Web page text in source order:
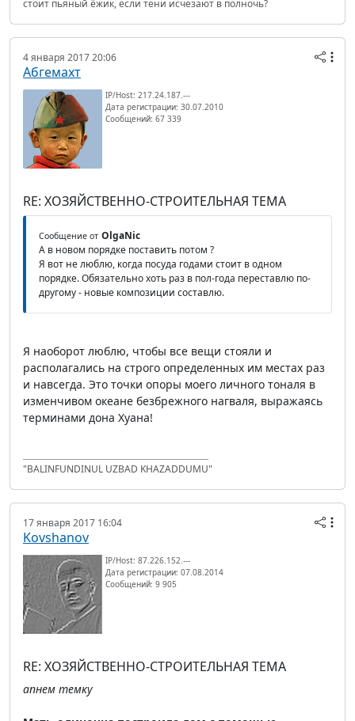
стоит пьяный ёжик, если тени исчезают в полночь?
4 января 2017 20:06
Абгемахт
IP/Host: 217.24.187.---
Дата регистрации: 30.07.2010
Сообщений: 67 339
RE: ХОЗЯЙСТВЕННО-СТРОИТЕЛЬНАЯ ТЕМА
Сообщение от OlgaNic
А в новом порядке поставить потом ?
Я вот не люблю, когда посуда годами стоит в одном
порядке. Обязательно хоть раз в пол-года переставлю по-
другому - новые композиции составлю.
Я наоборот люблю, чтобы все вещи стояли и
располагались на строго определенных им местах раз
и навсегда. Это точки опоры моего личного тоналя в
изменчивом океане безбрежного нагваля, выражаясь
терминами дона Хуана!
"BALINFUNDINUL UZBAD KHAZADDUMU"
17 января 2017 16:04
Kovshanov
IP/Host: 87.226.152.---
Дата регистрации: 07.08.2014
Сообщений: 9 905
RE: ХОЗЯЙСТВЕННО-СТРОИТЕЛЬНАЯ ТЕМА
апнем темку